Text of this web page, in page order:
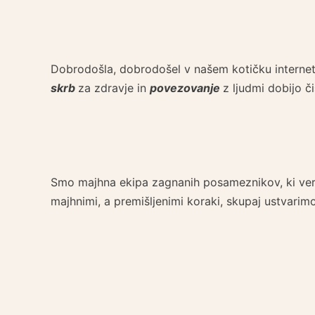
Dobrodošla, dobrodošel v našem kotičku
skrb za zdravje in povezovanje z ljudmi dobijo
Smo majhna ekipa zagnanih posameznikov, ki
majhnimi, a premišljenimi koraki, skupaj